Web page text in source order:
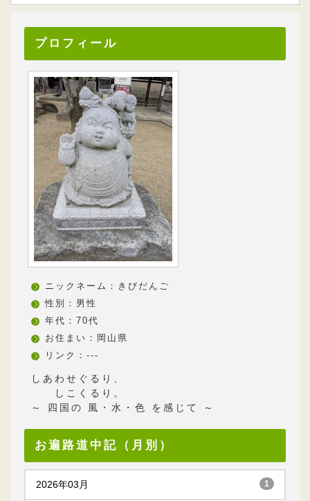
プロフィール
ニックネーム：きびだんご
性別：男性
年代：70代
お住まい：岡山県
リンク：---
しあわせぐるり、
しこくるり。
～ 四国の 風・水・色 を感じて ～
お遍路道中記（月別）
2026年03月 1